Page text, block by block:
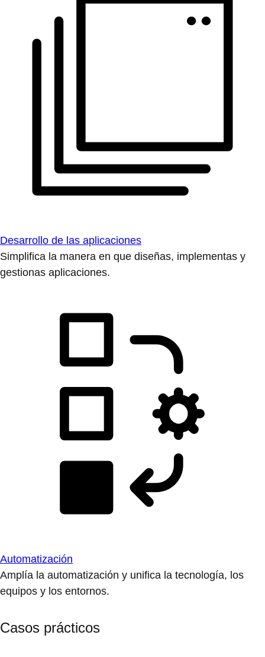
Desarrollo de las aplicaciones
Simplifica la manera en que diseñas, implementas y
gestionas aplicaciones.
Automatización
Amplía la automatización y unifica la tecnología, los
equipos y los entornos.
Casos prácticos